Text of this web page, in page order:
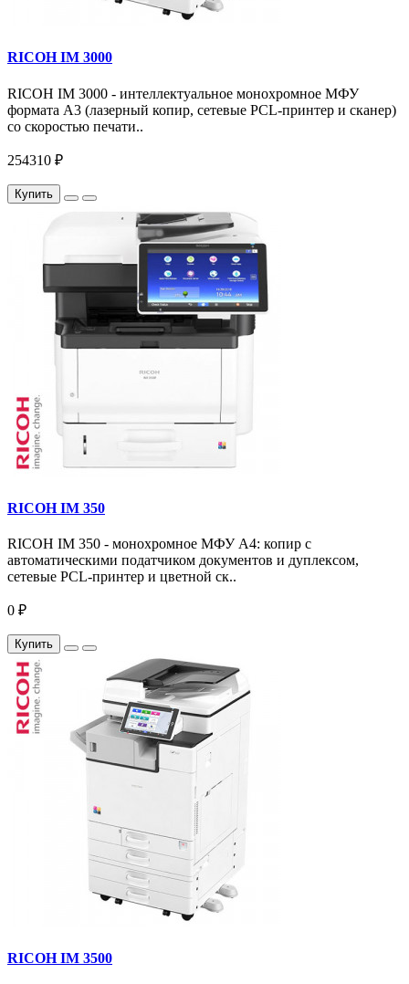
RICOH IM 3000
RICOH IM 3000 - интеллектуальное монохромное МФУ
формата А3 (лазерный копир, сетевые PCL-принтер и сканер)
со скоростью печати..
254310 ₽
Купить
RICOH IM 350
RICOH IM 350 - монохромное МФУ A4: копир с
автоматическими податчиком документов и дуплексом,
сетевые PCL-принтер и цветной ск..
0 ₽
Купить
RICOH IM 3500